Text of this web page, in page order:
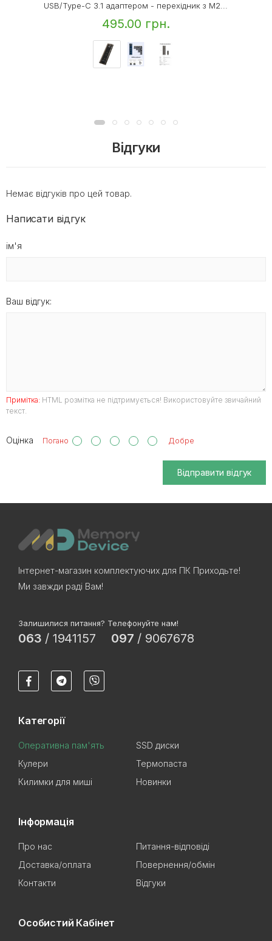
USB/Type-C 3.1 адаптером - перехідник з M2...
495.00 грн.
Відгуки
Немає відгуків про цей товар.
Написати відгук
ім'я
Ваш відгук:
Примітка: HTML розмітка не підтримується! Використовуйте звичайний
текст.
Оцінка Погано Добре
Відправити відгук
Інтернет-магазин комплектуючих для ПК Приходьте!
Ми завжди раді Вам!
Залишилися питання? Телефонуйте нам!
063 / 1941157 097 / 9067678
Категорії
Оперативна пам'ять
SSD диски
Кулери
Термопаста
Килимки для миші
Новинки
Інформація
Про нас
Питання-відповіді
Доставка/оплата
Повернення/обмін
Контакти
Відгуки
Особистий Кабінет